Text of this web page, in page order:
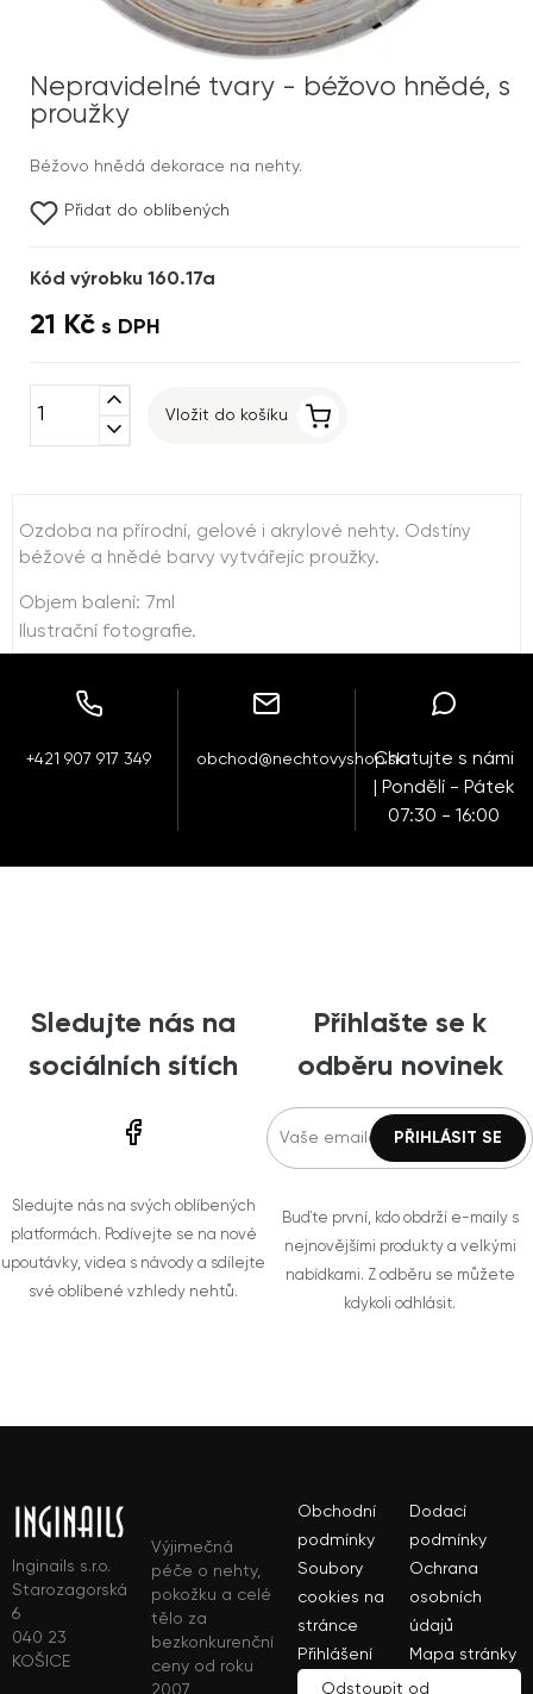
Nepravidelné tvary - béžovo hnědé, s
proužky
Béžovo hnědá dekorace na nehty.
Přidat do oblíbených
Kód výrobku 160.17a
21 Kč s DPH
expand_less
expand_more
Vložit do košíku
Ozdoba na přírodní, gelové i akrylové nehty. Odstíny
béžové a hnědé barvy vytvářejíc proužky.
Objem balení: 7ml
Ilustrační fotografie.
+421 907 917 349 obchod@nechtovyshop.skChatujte s námi
| Pondělí - Pátek
07:30 - 16:00
Sledujte nás na
sociálních sítích
Sledujte nás na svých oblíbených
platformách. Podívejte se na nové
upoutávky, videa s návody a sdílejte
své oblíbené vzhledy nehtů.
Přihlašte se k
odběru novinek
Buďte první, kdo obdrží e-maily s
nejnovějšími produkty a velkými
nabídkami. Z odběru se můžete
kdykoli odhlásit.
Inginails s.r.o.
Starozagorská
6
040 23
KOŠICE
Výjimečná
péče o nehty,
pokožku a celé
tělo za
bezkonkurenční
ceny od roku
2007
Obchodní
podmínky
Dodací
podmínky
Soubory
cookies na
stránce
Ochrana
osobních
údajů
Přihlášení
Mapa stránky
Odstoupit od